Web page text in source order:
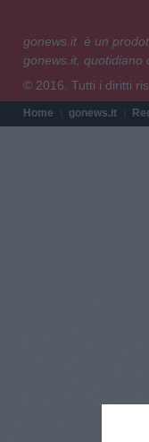
gonews.it è un
gonews.it, quotidiano
© 2016. Tutti i diritti
Home gonews.it